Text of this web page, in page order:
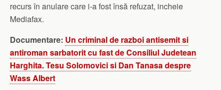
recurs în anulare care i-a fost însă refuzat, incheie
Mediafax.
Documentare: Un criminal de razboi antisemit si
antiroman sarbatorit cu fast de Consiliul Judetean
Harghita. Tesu Solomovici si Dan Tanasa despre
Wass Albert